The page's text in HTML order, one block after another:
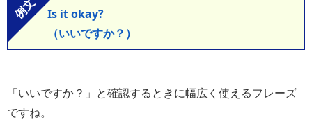
Is it okay?
（いいですか？）
「いいですか？」と確認するときに幅広く使えるフレーズ
ですね。